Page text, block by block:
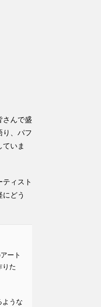
さんで盛
り、パフ
いま
ィスト
どう
ート
りた
ような